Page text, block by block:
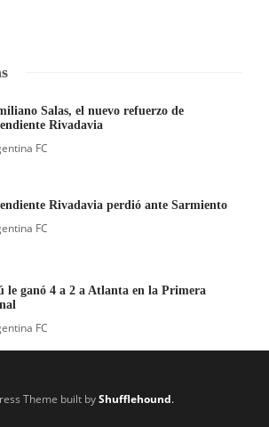
Salas, el nuevo refuerzo de
Rivadavia
FC
Rivadavia perdió ante Sarmiento
FC
le ganó 4 a 2 a Atlanta en la Primera
FC
Theme built byShufflehound.